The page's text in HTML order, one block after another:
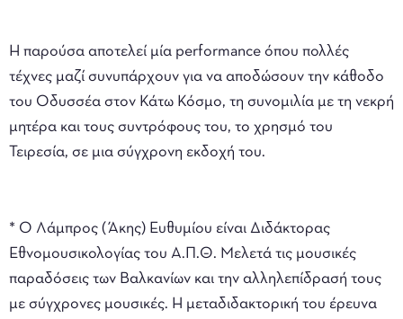
Η παρούσα αποτελεί μία performance όπου πολλές
τέχνες μαζί συνυπάρχουν για να αποδώσουν την κάθοδο
του Οδυσσέα στον Κάτω Κόσμο, τη συνομιλία με τη νεκρή
μητέρα και τους συντρόφους του, το χρησμό του
Τειρεσία, σε μια σύγχρονη εκδοχή του.
* Ο Λάμπρος (Άκης) Ευθυμίου είναι Διδάκτορας
Εθνομουσικολογίας του Α.Π.Θ. Μελετά τις μουσικές
παραδόσεις των Βαλκανίων και την αλληλεπίδρασή τους
με σύγχρονες μουσικές. Η μεταδιδακτορική του έρευνα